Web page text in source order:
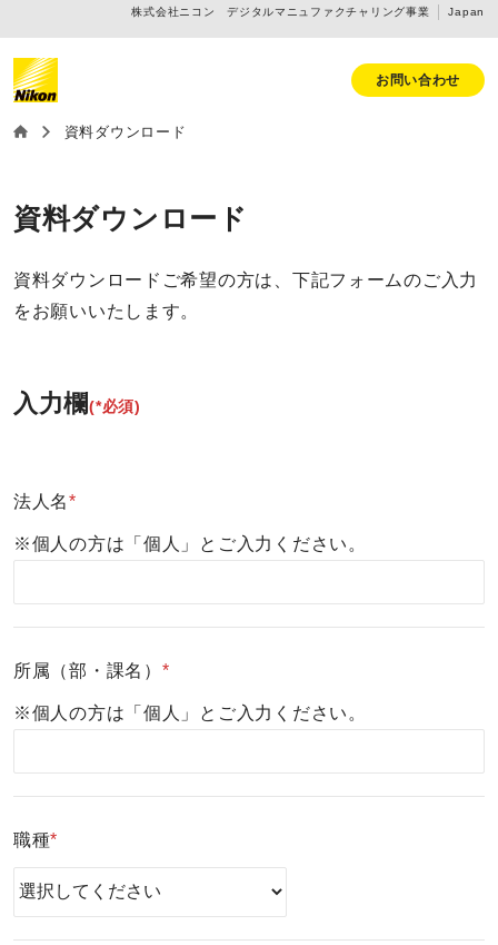
お問い合わせ
株式会社ニコン デジタルマニュファクチャリング事業 Japan
資料ダウンロード
資料ダウンロード
資料ダウンロードご希望の方は、下記フォームのご入力
をお願いいたします。
入力欄(*必須)
法人名*
※個人の方は「個人」とご入力ください。
所属（部・課名） *
※個人の方は「個人」とご入力ください。
職種*